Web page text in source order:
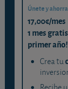
Únete y
17,00€/mes
1 mes
primer año!
Crea tu